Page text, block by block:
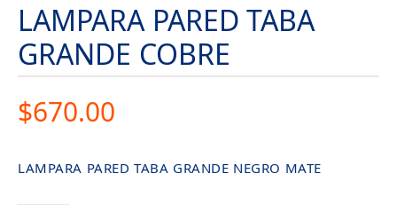
LAMPARA PARED TABA
GRANDE COBRE
$670.00
LAMPARA PARED TABA GRANDE NEGRO MATE